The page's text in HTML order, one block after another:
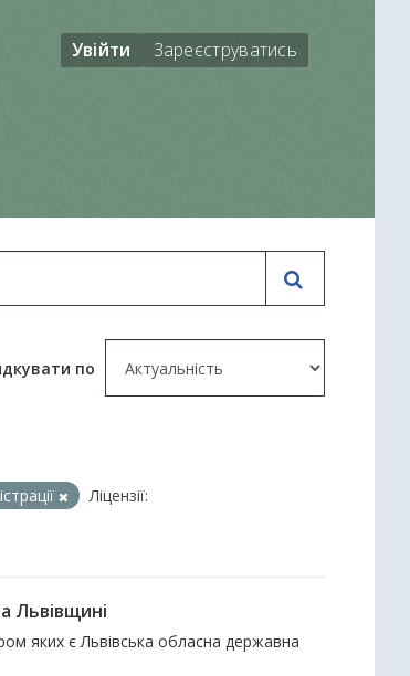
Увійти Зареєструватись
по
Ліцензії:
Львівщині
яких є Львівська обласна державна